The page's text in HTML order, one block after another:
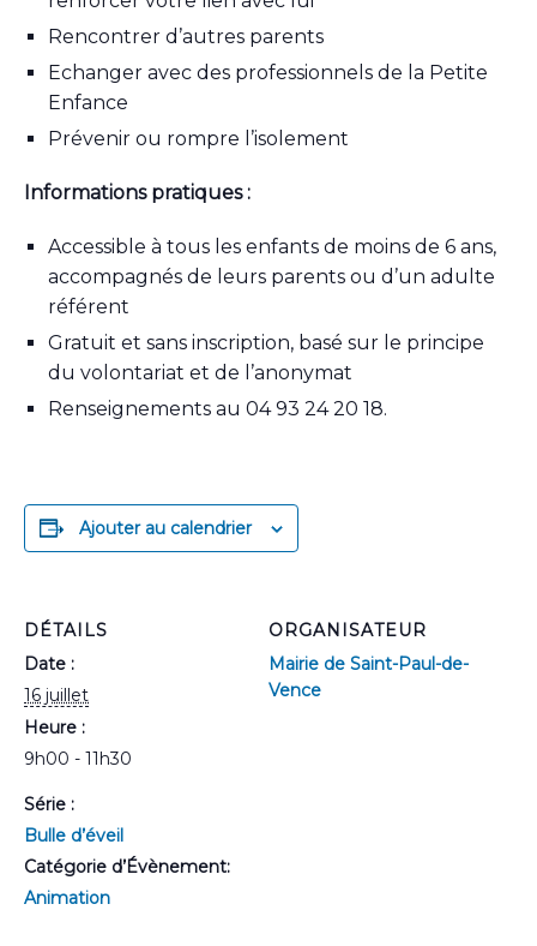
Rencontrer d’autres parents
Echanger avec des professionnels de la Petite
Enfance
Prévenir ou rompre l’isolement
Informations pratiques :
Accessible à tous les enfants de moins de 6 ans,
accompagnés de leurs parents ou d’un adulte
référent
Gratuit et sans inscription, basé sur le principe
du volontariat et de l’anonymat
Renseignements au 04 93 24 20 18.
Ajouter au calendrier
DÉTAILS
Date :
16 juillet
Heure :
9h00 - 11h30
Série :
Bulle d’éveil
Catégorie d’Évènement:
Animation
ORGANISATEUR
Mairie de Saint-Paul-de-
Vence